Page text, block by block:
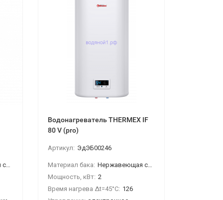
Водонагреватель THERMEX IF
80 V (pro)
Артикул: ЭдЭБ00246
Материал бака: Нержавеющая сталь
Мощность, кВт: 2
Время нагрева Δt=45°C: 126